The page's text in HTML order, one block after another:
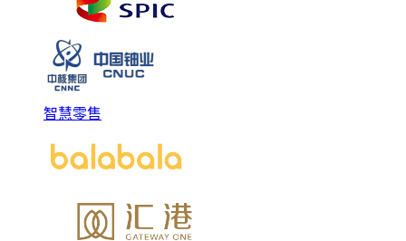
智慧零售